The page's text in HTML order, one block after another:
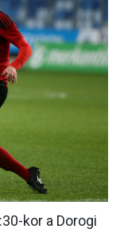
kor a Dorogi